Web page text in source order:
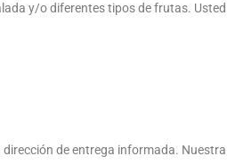
y/o diferentes tipos de frutas. Usted
de entrega informada. Nuestra